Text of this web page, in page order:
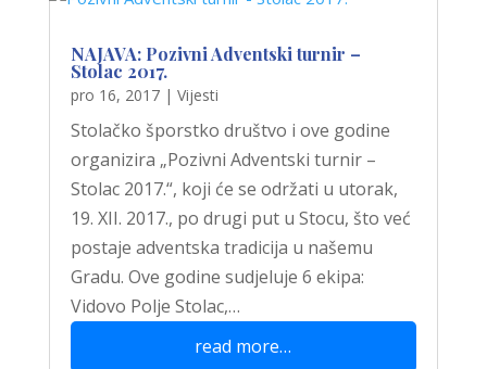
NAJAVA: Pozivni Adventski turnir –
Stolac 2017.
pro 16, 2017| Vijesti
Stolačko šporstko društvo i ove godine
organizira „Pozivni Adventski turnir –
Stolac 2017.“, koji će se održati u utorak,
19. XII. 2017., po drugi put u Stocu, što već
postaje adventska tradicija u našemu
Gradu. Ove godine sudjeluje 6 ekipa:
Vidovo Polje Stolac,…
read more…